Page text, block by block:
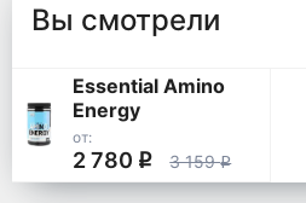
Вы смотрели
Essential Amino
Energy
от:
2 780 q 3 159q